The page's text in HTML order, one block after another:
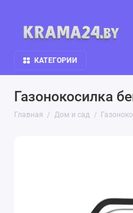
КАТЕГОРИИ
Газонокосилка
Главная Дом и сад